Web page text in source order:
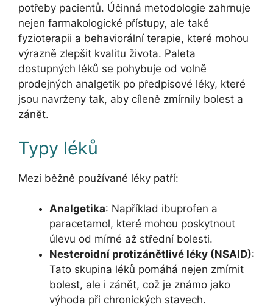
potřeby pacientů. Účinná metodologie zahrnuje
nejen farmakologické přístupy, ale také
fyzioterapii a behaviorální terapie, které mohou
výrazně zlepšit kvalitu života. Paleta
dostupných léků se pohybuje od volně
prodejných analgetik po předpisové léky, které
jsou navrženy tak, aby cíleně zmírnily bolest a
zánět.
Typy léků
Mezi běžně používané léky patří:
Analgetika: Například ibuprofen a
paracetamol, které mohou poskytnout
úlevu od mírné až střední bolesti.
Nesteroidní protizánětlivé léky (NSAID):
Tato skupina léků pomáhá nejen zmírnit
bolest, ale i zánět, což je známo jako
výhoda při chronických stavech.